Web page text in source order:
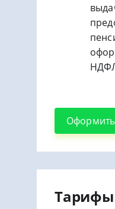
Оформить
Тарифы